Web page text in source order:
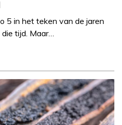
5 in het teken van de jaren
tijd. Maar…